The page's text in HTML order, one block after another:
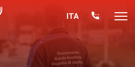
ITA